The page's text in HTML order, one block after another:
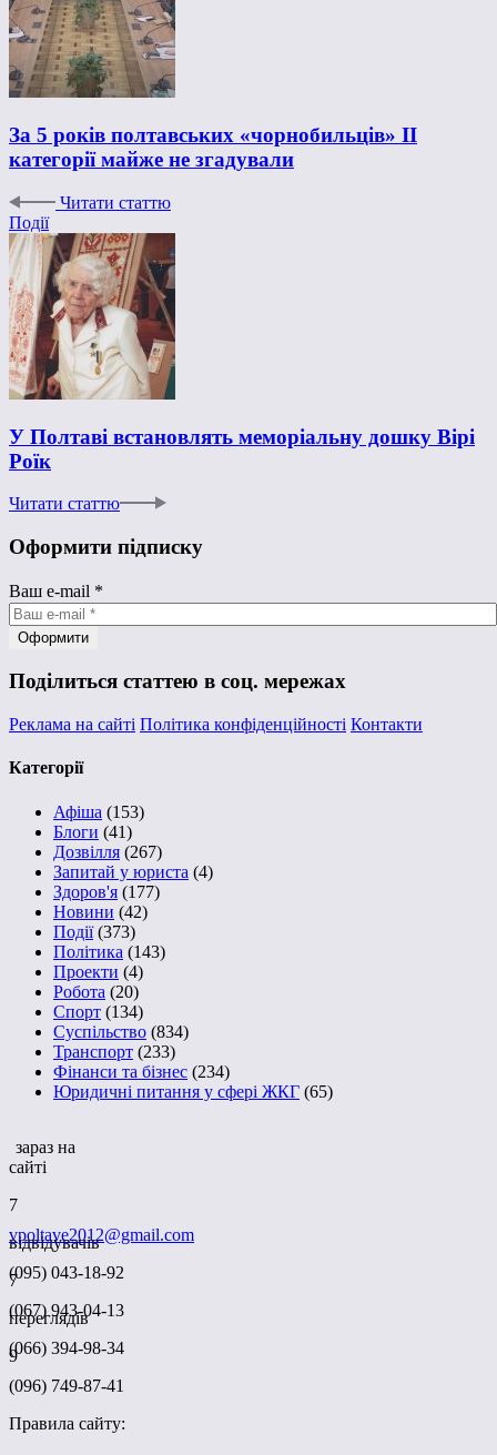
За 5 років полтавських «чорнобильців» ІІ
категорії майже не згадували
Читати статтю
Події
У Полтаві встановлять меморіальну дошку Вірі
Роїк
Читати статтю
Оформити підписку
Ваш e-mail *
Поділиться статтею в соц. мережах
Реклама на сайті Політика конфіденційності Контакти
Категорії
Афіша (153)
Блоги (41)
Дозвілля (267)
Запитай у юриста (4)
Здоров'я (177)
Новини (42)
Події(373)
Політика (143)
Проекти (4)
Робота (20)
Спорт (134)
Суспільство (834)
Транспорт (233)
Фінанси та бізнес (234)
Юридичні питання у сфері ЖКГ (65)
зараз на
сайті
7
відвідувачів
7
переглядів
9
vpoltave2012@gmail.com
(095) 043-18-92
(067) 943-04-13
(066) 394-98-34
(096) 749-87-41
Правила сайту: